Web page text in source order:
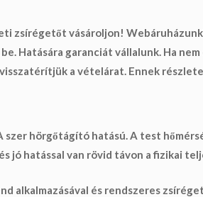
zsírégetőt vásároljon!
Hatására garanciát vállalunk. Ha
a vételárat. Ennek
szer hörgőtágító hatású. A test
jó hatással van rövid távon a fizikai
alkalmazásával és rendszeres